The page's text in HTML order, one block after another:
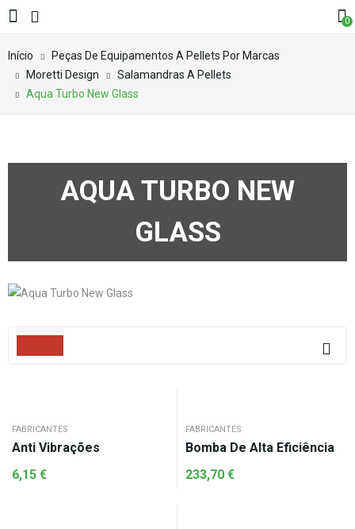
0
Início
Peças De Equipamentos A Pellets Por Marcas
Moretti Design
Salamandras A Pellets
Aqua Turbo New Glass
AQUA TURBO NEW
GLASS
FABRICANTES
Anti Vibrações
6,15 €
FABRICANTES
Bomba De Alta Eficiência
233,70 €